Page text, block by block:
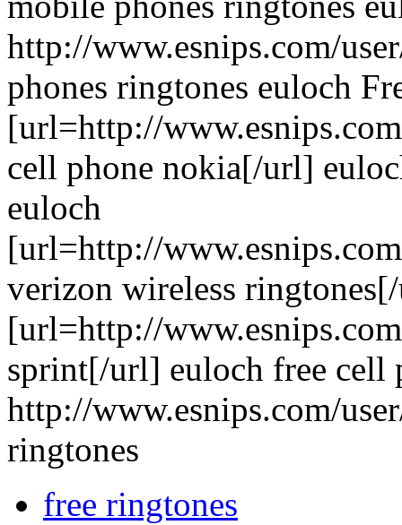
http://www.esnips.com/
phones ringtones euloch
[url=http://
cell phone nokia[/url]
euloch
[url=http://
verizon wireless
[url=http://
sprint[/url] euloch free cell
http://www.esnips.com/
ringtones
free ringtones